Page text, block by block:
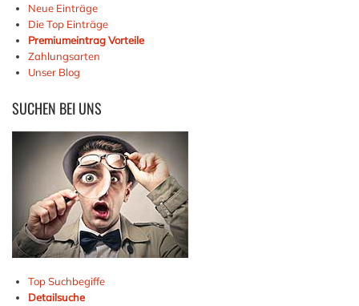
Neue Einträge
Die Top Einträge
Premiumeintrag Vorteile
Zahlungsarten
Unser Blog
SUCHEN BEI UNS
Top Suchbegiffe
Detailsuche